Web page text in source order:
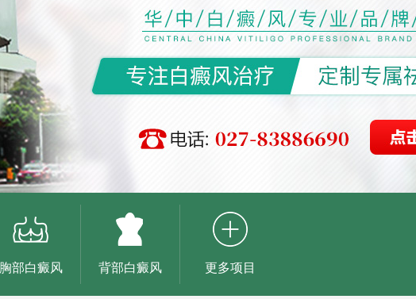
胸部白癜风 背部白癜风 更多项目